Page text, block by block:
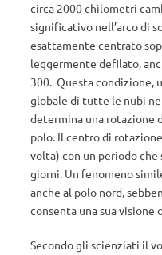
circa 2000 chilometri
significativo nell’arco di
esattamente centrato
leggermente defilato,
300. Questa condizione,
globale di tutte le nubi
determina una rotazione
polo. Il centro di
volta) con un periodo che
giorni. Un fenomeno
anche al polo nord,
consenta una sua visione
Secondo gli scienziati il